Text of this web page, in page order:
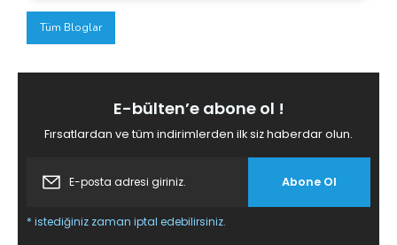
Tüm Bloglar
E-bülten’e abone ol !
Fırsatlardan ve tüm indirimlerden ilk siz haberdar olun.
Abone Ol
* istediğiniz zaman iptal edebilirsiniz.